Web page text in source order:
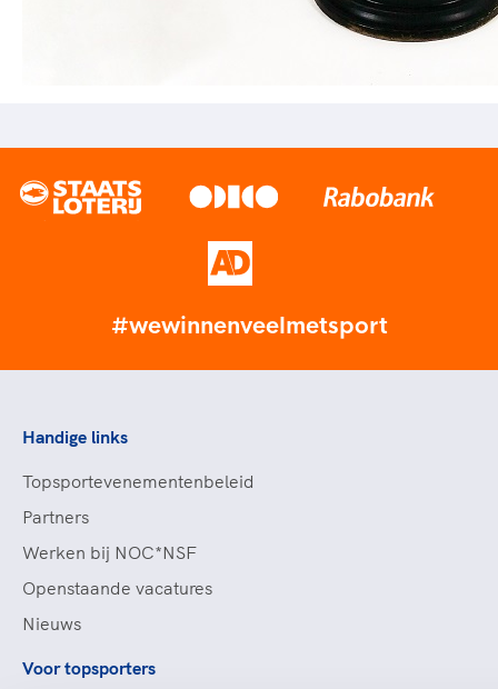
#wewinnenveelmetsport
Handige links
Topsportevenementenbeleid
Partners
Werken bij NOC*NSF
Openstaande vacatures
Nieuws
Voor topsporters